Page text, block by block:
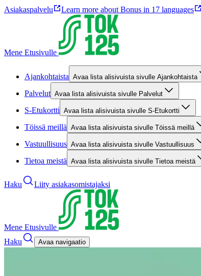
Asiakaspalvelu Learn more about Bonus in 17 languages
Mene Etusivulle
Ajankohtaista Avaa lista alisivuista sivulle Ajankohtaista
Palvelut Avaa lista alisivuista sivulle Palvelut
S-Etukortti Avaa lista alisivuista sivulle S-Etukortti
Töissä meillä Avaa lista alisivuista sivulle Töissä meillä
Vastuullisuus Avaa lista alisivuista sivulle Vastuullisuus
Tietoa meistä Avaa lista alisivuista sivulle Tietoa meistä
Haku Liity asiakasomistajaksi
Mene Etusivulle
Haku
Avaa navigaatio